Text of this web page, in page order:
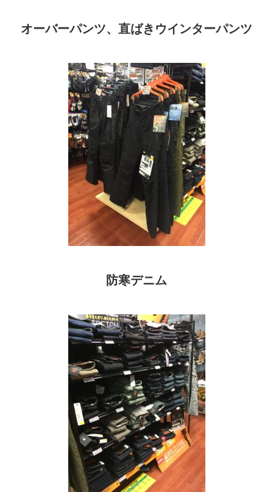
オーバーパンツ、直ばきウインターパンツ
防寒デニム